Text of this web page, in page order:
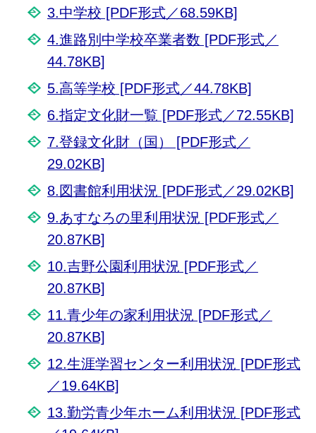
3.中学校 [PDF形式／68.59KB]
4.進路別中学校卒業者数 [PDF形式／
44.78KB]
5.高等学校 [PDF形式／44.78KB]
6.指定文化財一覧 [PDF形式／72.55KB]
7.登録文化財（国） [PDF形式／
29.02KB]
8.図書館利用状況 [PDF形式／29.02KB]
9.あすなろの里利用状況 [PDF形式／
20.87KB]
10.吉野公園利用状況 [PDF形式／
20.87KB]
11.青少年の家利用状況 [PDF形式／
20.87KB]
12.生涯学習センター利用状況 [PDF形式
／19.64KB]
13.勤労青少年ホーム利用状況 [PDF形式